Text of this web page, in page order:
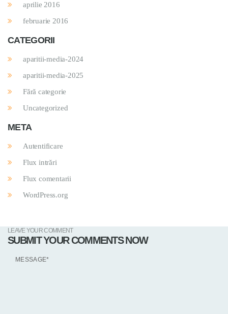
aprilie 2016
februarie 2016
CATEGORII
aparitii-media-2024
aparitii-media-2025
Fără categorie
Uncategorized
META
Autentificare
Flux intrări
Flux comentarii
WordPress.org
LEAVE YOUR COMMENT
SUBMIT YOUR COMMENTS NOW